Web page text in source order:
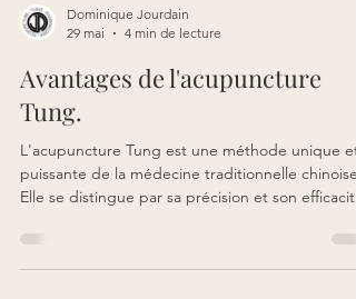
Dominique Jourdain
29 mai
4 min de lecture
Avantages de l'acupuncture